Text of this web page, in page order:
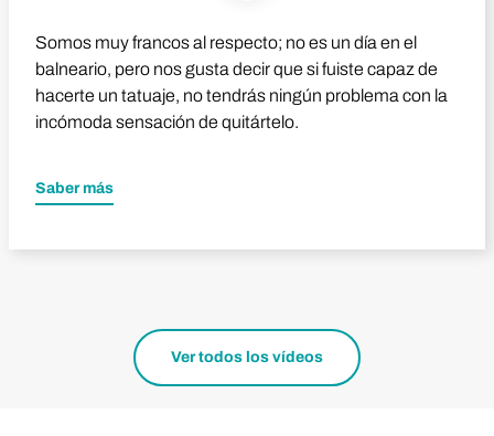
Somos muy francos al respecto; no es un día en el
balneario, pero nos gusta decir que si fuiste capaz de
hacerte un tatuaje, no tendrás ningún problema con la
incómoda sensación de quitártelo.
Saber más
Ver todos los vídeos